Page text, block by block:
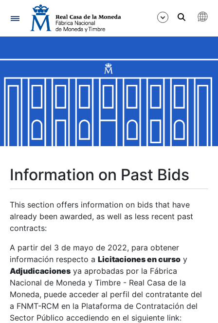
Navigation
Show/Hide
Show/Hide
Show/Hide
Show/Hide
Show/Hide
Information on Past Bids
This section offers information on bids that have
already been awarded, as well as less recent past
contracts:
A partir del 3 de mayo de 2022, para obtener
información respecto a Licitaciones en curso y
Adjudicaciones ya aprobadas por la Fábrica
Nacional de Moneda y Timbre - Real Casa de la
Moneda, puede acceder al perfil del contratante del
a FNMT-RCM en la Plataforma de Contratación del
Sector Público accediendo en el siguiente link: